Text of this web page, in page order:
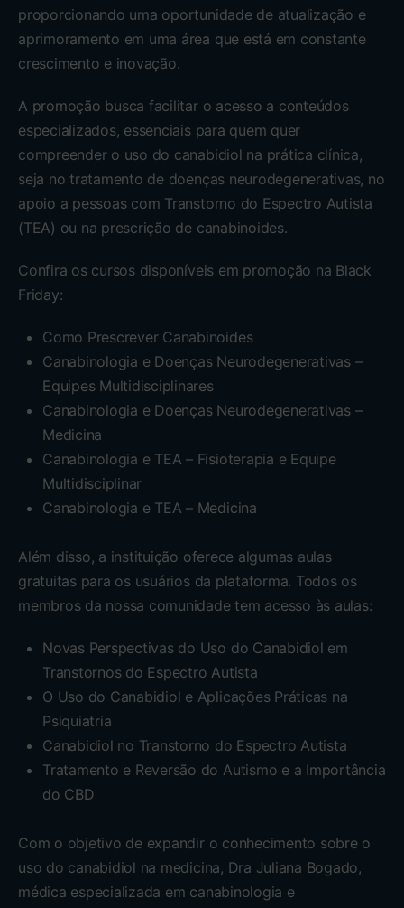
proporcionando uma oportunidade de atualização e
aprimoramento em uma área que está em constante
crescimento e inovação.
A promoção busca facilitar o acesso a conteúdos
especializados, essenciais para quem quer
compreender o uso do canabidiol na prática clínica,
seja no tratamento de doenças neurodegenerativas, no
apoio a pessoas com Transtorno do Espectro Autista
(TEA) ou na prescrição de canabinoides.
Confira os cursos disponíveis em promoção na Black
Friday:
Como Prescrever Canabinoides
Canabinologia e Doenças Neurodegenerativas –
Equipes Multidisciplinares
Canabinologia e Doenças Neurodegenerativas –
Medicina
Canabinologia e TEA – Fisioterapia e Equipe
Multidisciplinar
Canabinologia e TEA – Medicina
Além disso, a instituição oferece algumas aulas
gratuitas para os usuários da plataforma. Todos os
membros da nossa comunidade tem acesso às aulas:
Novas Perspectivas do Uso do Canabidiol em
Transtornos do Espectro Autista
O Uso do Canabidiol e Aplicações Práticas na
Psiquiatria
Canabidiol no Transtorno do Espectro Autista
Tratamento e Reversão do Autismo e a Importância
do CBD
Com o objetivo de expandir o conhecimento sobre o
uso do canabidiol na medicina, Dra Juliana Bogado,
médica especializada em canabinologia e